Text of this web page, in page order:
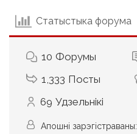
Статыстыка форума
10 Форумы
1,333 Посты
69 Удзельнікі
Апошні зарэгістраваны: